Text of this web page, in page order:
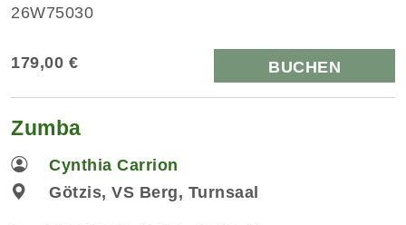
26W75030
179,00 € BUCHEN
Zumba
Cynthia Carrion
Götzis, VS Berg, Turnsaal